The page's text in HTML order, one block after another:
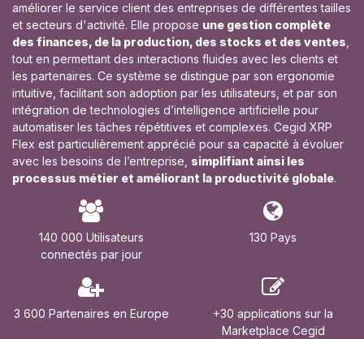
améliorer le service client des entreprises de différentes tailles
et secteurs d'activité. Elle propose une gestion complète
des finances, de la production, des stocks et des ventes
tout en permettant des interactions fluides avec les clients et
les partenaires. Ce système se distingue par son ergonomie
intuitive, facilitant son adoption par les utilisateurs, et par son
intégration de technologies d’intelligence artificielle pour
automatiser les tâches répétitives et complexes. Cegid XRP
Flex est particulièrement apprécié pour sa capacité à évoluer
avec les besoins de l’entreprise, simplifiant ainsi les
processus métier et améliorant la productivité globale.
140 000 Utilisateurs
connectés par jour
130 Pays
3 600 Partenaires en Europe
+30 applications sur la
Marketplace Cegid